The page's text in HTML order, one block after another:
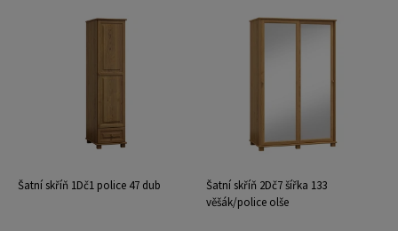
Šatní skříň 1Dč1 police 47 dub
Šatní skříň 2Dč7 šířka 133
věšák/police olše